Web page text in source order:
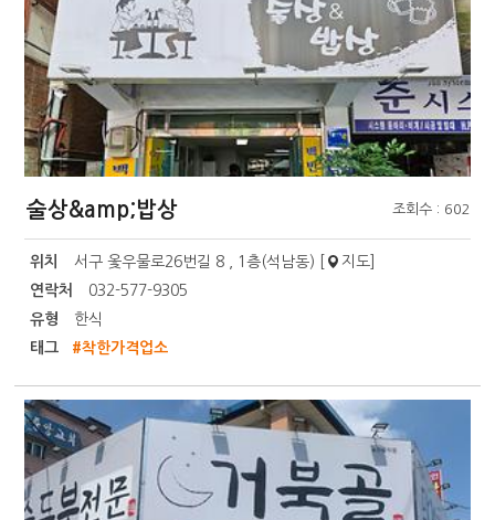
술상&amp;밥상 조회수 : 602
위치 서구 옻우물로26번길 8 , 1층(석남동) [ 지도]
연락처
032-577-9305
유형
한식
태그
#착한가격업소